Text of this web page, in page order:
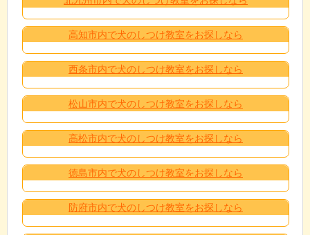
高知市内で犬のしつけ教室をお探しなら
西条市内で犬のしつけ教室をお探しなら
松山市内で犬のしつけ教室をお探しなら
高松市内で犬のしつけ教室をお探しなら
徳島市内で犬のしつけ教室をお探しなら
防府市内で犬のしつけ教室をお探しなら